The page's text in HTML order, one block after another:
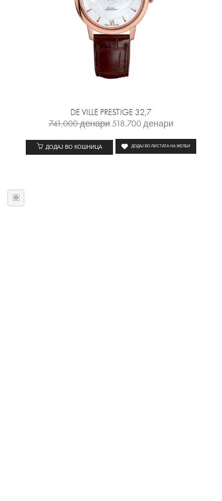
DE VILLE PRESTIGE 32,7
741.000денари 518.700денари
ДОДАЈ ВО КОШНИЦА ДОДАЈ ВО ЛИСТАТА НА ЖЕЛБИ